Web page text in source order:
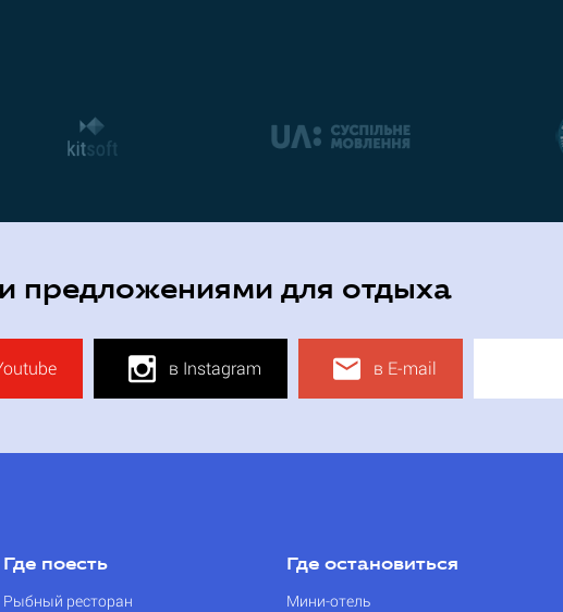
предложениями для отдыха
в Instagram в E-mail
Где поесть
Рыбный ресторан
Где остановиться
Мини-отель